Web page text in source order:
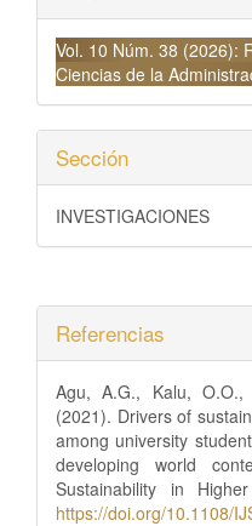
Vol. 10 Núm. 38 (2026):
Ciencias de la
Sección
INVESTIGACIONES
Referencias
Agu, A.G., Kalu,
(2021). Drivers of
among university
developing world
Sustainability in
https://doi.org/10.1108/